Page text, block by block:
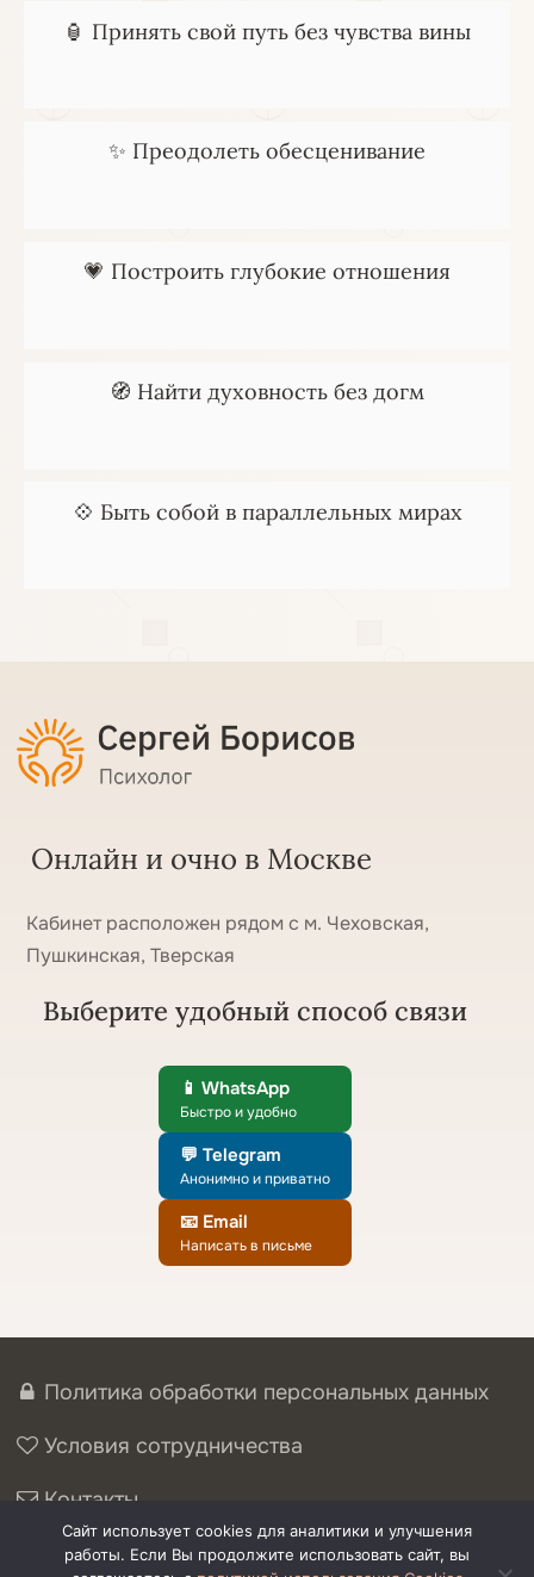
🏮 Принять свой путь без чувства вины
✨ Преодолеть обесценивание
💗 Построить глубокие отношения
🧭 Найти духовность без догм
💠 Быть собой в параллельных мирах
Онлайн и очно в Москве
Кабинет расположен рядом с м. Чеховская,
Пушкинская, Тверская
Выберите удобный способ связи
📱 WhatsApp
Быстро и удобно
💬 Telegram
Анонимно и приватно
📧 Email
Написать в письме
© 2026. Сергей Борисов, психолог
Политика обработки персональных данных
Условия сотрудничества
Контакты
Сайт использует cookies для аналитики и улучшения
работы. Если Вы продолжите использовать сайт, вы